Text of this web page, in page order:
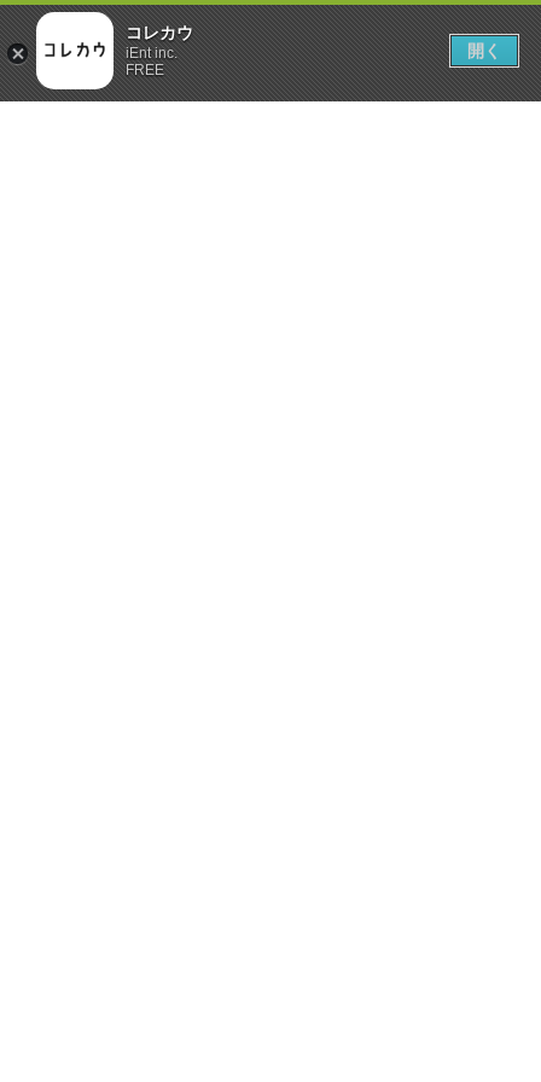
コレカウ
iEnt inc.
FREE
開く